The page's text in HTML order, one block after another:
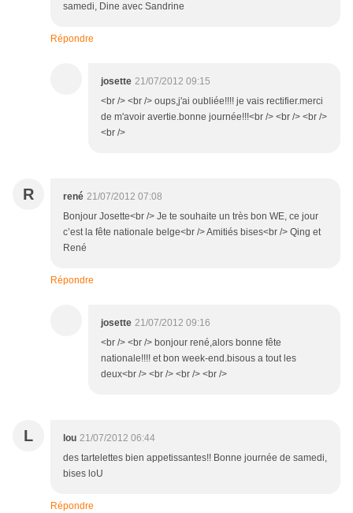
samedi, Dine avec Sandrine
Répondre
josette 21/07/2012 09:15
<br /> <br /> oups,j'ai oubliée!!!! je vais rectifier.merci
de m'avoir avertie.bonne journée!!!<br /> <br /> <br />
<br />
R rené 21/07/2012 07:08
Bonjour Josette<br /> Je te souhaite un très bon WE, ce jour
c’est la fête nationale belge<br /> Amitiés bises<br /> Qing et
René
Répondre
josette 21/07/2012 09:16
<br /> <br /> bonjour rené,alors bonne fête
nationale!!!! et bon week-end.bisous a tout les
deux<br /> <br /> <br /> <br />
L lou 21/07/2012 06:44
des tartelettes bien appetissantes!! Bonne journée de samedi,
bises loU
Répondre